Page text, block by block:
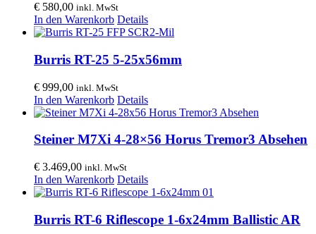
€ 580,00 inkl. MwSt
In den Warenkorb Details
Burris RT-25 5-25x56mm
€ 999,00 inkl. MwSt
In den Warenkorb Details
Steiner M7Xi 4-28×56 Horus Tremor3 Absehen
€ 3.469,00 inkl. MwSt
In den Warenkorb Details
Burris RT-6 Riflescope 1-6x24mm Ballistic AR